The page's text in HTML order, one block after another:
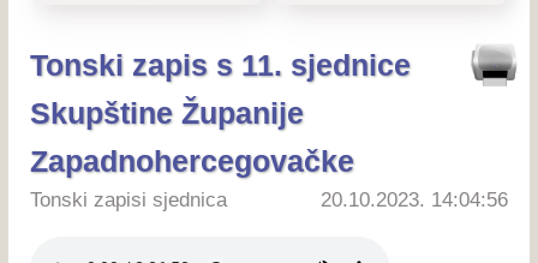
Tonski zapis s 11. sjednice
Skupštine Županije
Zapadnohercegovačke
Tonski zapisi sjednica 20.10.2023. 14:04:56